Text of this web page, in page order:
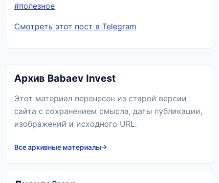
#полезное
Смотреть этот пост в Telegram
Архив Babaev Invest
Этот материал перенесен из старой версии
сайта с сохранением смысла, даты публикации,
изображений и исходного URL.
Все архивные материалы